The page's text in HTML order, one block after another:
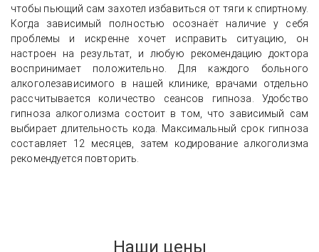
чтобы пьющий сам захотел избавиться от тяги к спиртному.
Когда зависимый полностью осознаёт наличие у себя
проблемы и искренне хочет исправить ситуацию, он
настроен на результат, и любую рекомендацию доктора
воспринимает положительно. Для каждого больного
алкоголезависимого в нашей клинике, врачами отдельно
рассчитывается количество сеансов гипноза. Удобство
гипноза алкоголизма состоит в том, что зависимый сам
выбирает длительность кода. Максимальный срок гипноза
составляет 12 месяцев, затем кодирование алкоголизма
рекомендуется повторить.
Наши цены